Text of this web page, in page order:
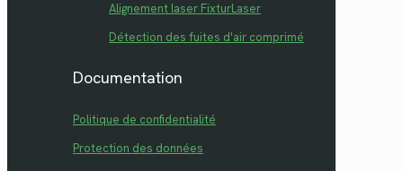
Alignement laser FixturLaser
Détection des fuites d'air comprimé
Documentation
Politique de confidentialité
Protection des données